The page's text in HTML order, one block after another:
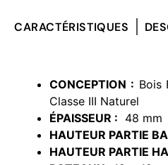
CARACTÉRISTIQUES
CONCEPTION : Bois
Classe III Naturel
ÉPAISSEUR : 48 mm
HAUTEUR PARTIE
HAUTEUR PARTIE